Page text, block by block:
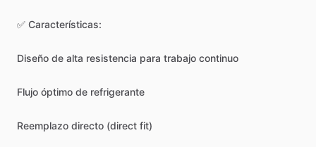
✅ Características:
Diseño de alta resistencia para trabajo continuo
Flujo óptimo de refrigerante
Reemplazo directo (direct fit)